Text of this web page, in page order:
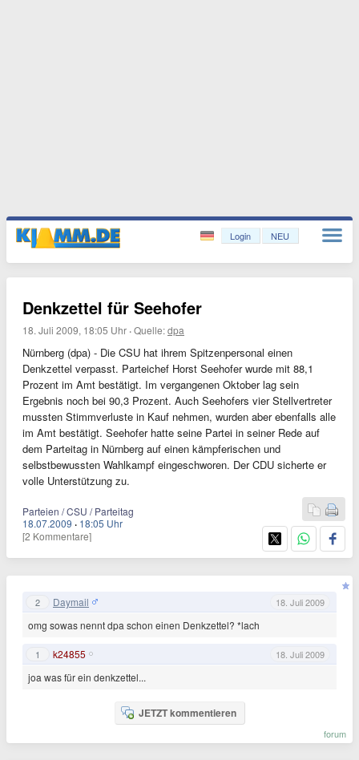
Login NEU
Denkzettel für Seehofer
18. Juli 2009, 18:05 Uhr ·Quelle:dpa
Nürnberg (dpa) - Die CSU hat ihrem Spitzenpersonal einen
Denkzettel verpasst. Parteichef Horst Seehofer wurde mit 88,1
Prozent im Amt bestätigt. Im vergangenen Oktober lag sein
Ergebnis noch bei 90,3 Prozent. Auch Seehofers vier Stellvertreter
mussten Stimmverluste in Kauf nehmen, wurden aber ebenfalls alle
im Amt bestätigt. Seehofer hatte seine Partei in seiner Rede auf
dem Parteitag in Nürnberg auf einen kämpferischen und
selbstbewussten Wahlkampf eingeschworen. Der CDU sicherte er
volle Unterstützung zu.
Parteien / CSU / Parteitag
18.07.2009 · 18:05 Uhr
[2 Kommentare]
2 Daymail 18. Juli 2009
omg sowas nennt dpa schon einen Denkzettel? *lach
1 k24855 18. Juli 2009
joa was für ein denkzettel...
JETZT kommentieren
forum